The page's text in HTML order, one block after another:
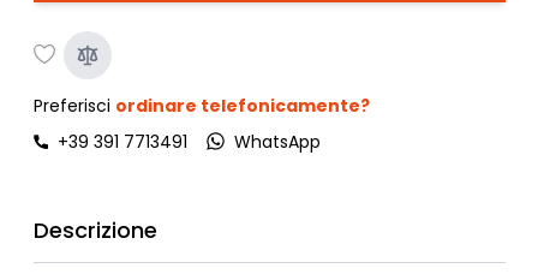
Preferisci ordinare telefonicamente?
+39 391 7713491
WhatsApp
Descrizione